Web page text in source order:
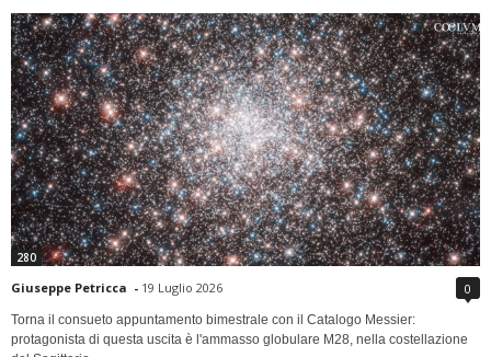
280
Giuseppe Petricca - 19 Luglio 2026 0
Torna il consueto appuntamento bimestrale con il Catalogo Messier:
protagonista di questa uscita è l'ammasso globulare M28, nella costellazione